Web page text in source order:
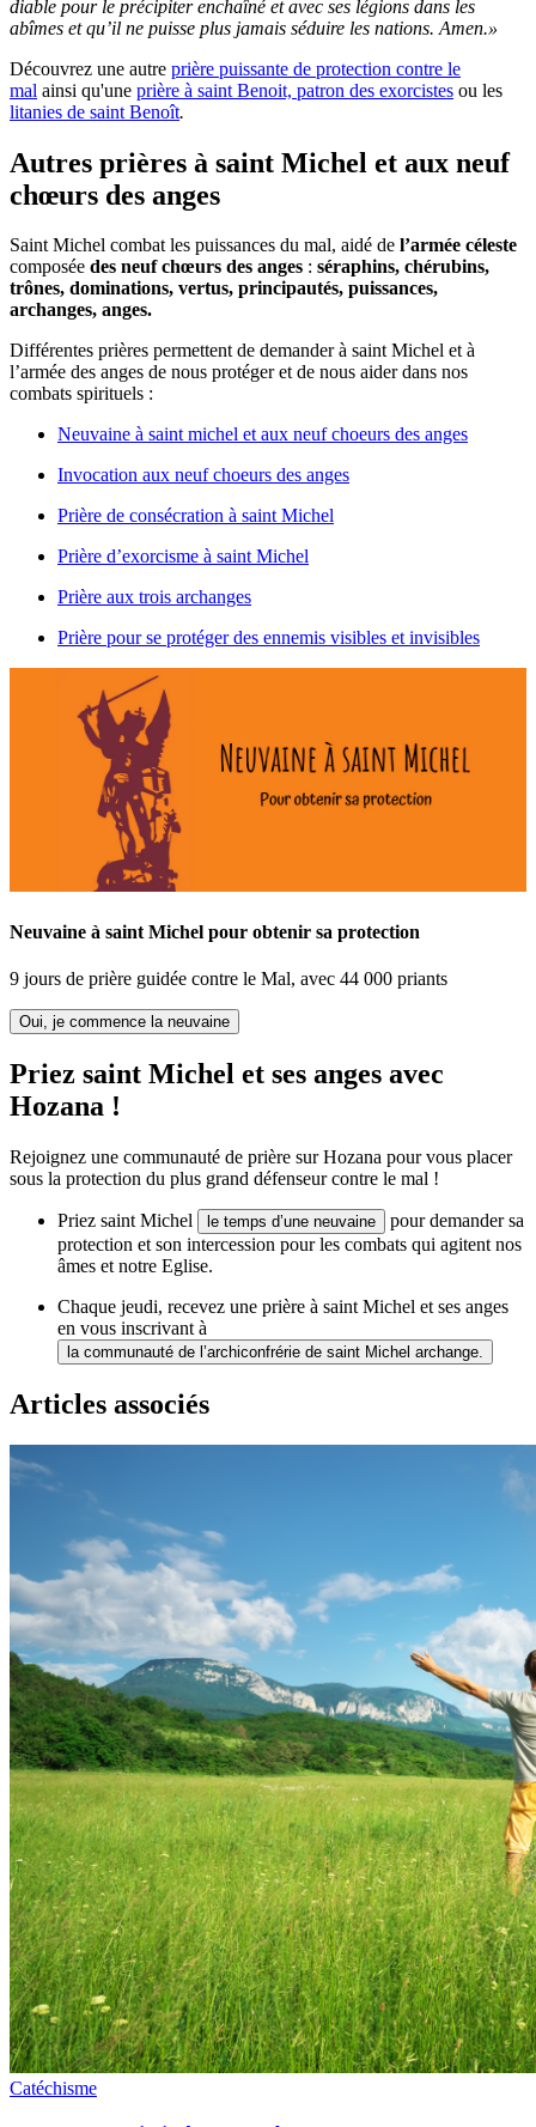
diable pour le précipiter enchaîné et avec ses légions dans les
abîmes et qu’il ne puisse plus jamais séduire les nations. Amen.»
Découvrez une autre prière puissante de protection contre le
mal ainsi qu'une prière à saint Benoit, patron des exorcistes ou les
litanies de saint Benoît.
Autres prières à saint Michel et aux neuf
chœurs des anges
Saint Michel combat les puissances du mal, aidé de l’armée céleste
composée des neuf chœurs des anges : séraphins, chérubins,
trônes, dominations, vertus, principautés, puissances,
archanges, anges.
Différentes prières permettent de demander à saint Michel et à
l’armée des anges de nous protéger et de nous aider dans nos
combats spirituels :
Neuvaine à saint michel et aux neuf choeurs des anges
Invocation aux neuf choeurs des anges
Prière de consécration à saint Michel
Prière d’exorcisme à saint Michel
Prière aux trois archanges
Prière pour se protéger des ennemis visibles et invisibles
Neuvaine à saint Michel pour obtenir sa protection
9 jours de prière guidée contre le Mal, avec 44 000 priants
Oui, je commence la neuvaine
Priez saint Michel et ses anges avec
Hozana !
Rejoignez une communauté de prière sur Hozana pour vous placer
sous la protection du plus grand défenseur contre le mal !
Priez saint Michel le temps d’une neuvaine
pour demander sa
protection et son intercession pour les combats qui agitent nos
âmes et notre Eglise.
Chaque jeudi, recevez une prière à saint Michel et ses anges
en vous inscrivant à
la communauté de l’archiconfrérie de saint Michel archange.
Articles associés
Catéchisme